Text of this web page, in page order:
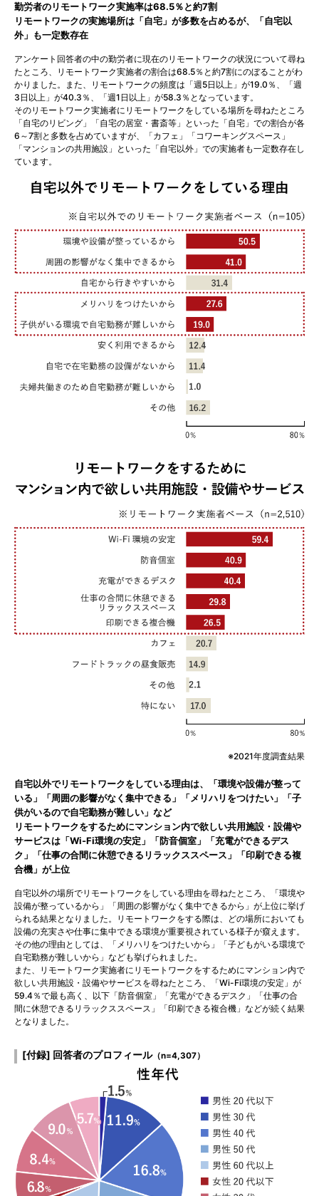
勤労者のリモートワーク実施率は68.5％と約7割
リモートワークの実施場所は「自宅」が多数を占めるが、「自宅以
外」も一定数存在
アンケート回答者の中の勤労者に現在のリモートワークの状況について尋ね
たところ、リモートワーク実施者の割合は68.5％と約7割にのぼることがわ
かりました。また、リモートワークの頻度は「週5日以上」が19.0％、「週
3日以上」が40.3％、「週1日以上」が58.3％となっています。
そのリモートワーク実施者にリモートワークをしている場所を尋ねたところ
「自宅のリビング」「自宅の居室・書斎等」といった「自宅」での割合が各
6～7割と多数を占めていますが、「カフェ」「コワーキングスペース」
「マンションの共用施設」といった「自宅以外」での実施者も一定数存在し
ています。
2021年度調査結果
自宅以外でリモートワークをしている理由は、「環境や設備が整って
いる」「周囲の影響がなく集中できる」「メリハリをつけたい」「子
供がいるので自宅勤務が難しい」など
リモートワークをするためにマンション内で欲しい共用施設・設備や
サービスは「Wi-Fi環境の安定」「防音個室」「充電ができるデス
ク」「仕事の合間に休憩できるリラックススペース」「印刷できる複
合機」が上位
自宅以外の場所でリモートワークをしている理由を尋ねたところ、「環境や
設備が整っているから」「周囲の影響がなく集中できるから」が上位に挙げ
られる結果となりました。リモートワークをする際は、どの場所においても
設備の充実さや仕事に集中できる環境が重要視されている様子が窺えます。
その他の理由としては、「メリハリをつけたいから」「子どもがいる環境で
自宅勤務が難しいから」なども挙げられました。
また、リモートワーク実施者にリモートワークをするためにマンション内で
欲しい共用施設・設備やサービスを尋ねたところ、「Wi-Fi環境の安定」が
59.4％で最も高く、以下「防音個室」「充電ができるデスク」「仕事の合
間に休憩できるリラックススペース」「印刷できる複合機」などが続く結果
となりました。
[付録] 回答者のプロフィール（n=4,307）